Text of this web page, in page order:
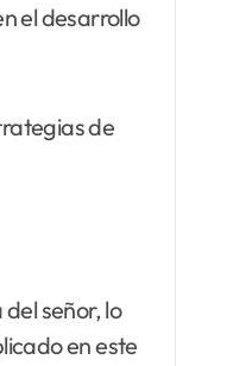
el desarrollo
de
señor, lo
en este